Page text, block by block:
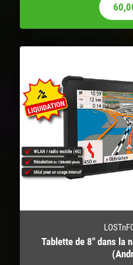
Le
Tablette de 8″ dans la